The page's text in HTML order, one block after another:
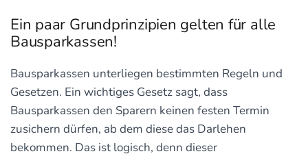
Ein paar Grundprinzipien gelten für alle
Bausparkassen!
Bausparkassen unterliegen bestimmten Regeln und
Gesetzen. Ein wichtiges Gesetz sagt, dass
Bausparkassen den Sparern keinen festen Termin
zusichern dürfen, ab dem diese das Darlehen
bekommen. Das ist logisch, denn dieser